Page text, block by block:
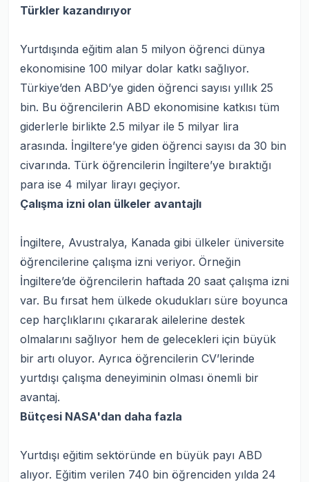
Türkler kazandırıyor
Yurtdışında eğitim alan 5 milyon öğrenci dünya
ekonomisine 100 milyar dolar katkı sağlıyor.
Türkiye’den ABD’ye giden öğrenci sayısı yıllık 25
bin. Bu öğrencilerin ABD ekonomisine katkısı tüm
giderlerle birlikte 2.5 milyar ile 5 milyar lira
arasında. İngiltere’ye giden öğrenci sayısı da 30 bin
civarında. Türk öğrencilerin İngiltere’ye bıraktığı
para ise 4 milyar lirayı geçiyor.
Çalışma izni olan ülkeler avantajlı
İngiltere, Avustralya, Kanada gibi ülkeler üniversite
öğrencilerine çalışma izni veriyor. Örneğin
İngiltere’de öğrencilerin haftada 20 saat çalışma izni
var. Bu fırsat hem ülkede okudukları süre boyunca
cep harçlıklarını çıkararak ailelerine destek
olmalarını sağlıyor hem de gelecekleri için büyük
bir artı oluyor. Ayrıca öğrencilerin CV’lerinde
yurtdışı çalışma deneyiminin olması önemli bir
avantaj.
Bütçesi NASA'dan daha fazla
Yurtdışı eğitim sektöründe en büyük payı ABD
alıyor. Eğitim verilen 740 bin öğrenciden yılda 24